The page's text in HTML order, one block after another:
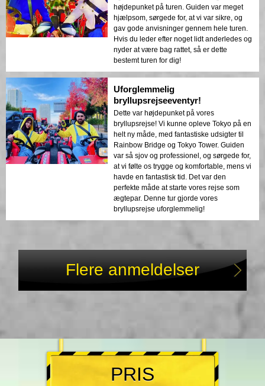
højdepunket på turen. Guiden var meget
hjælpsom, sørgede for, at vi var sikre, og
gav gode anvisninger gennem hele turen.
Hvis du leder efter noget lidt anderledes og
nyder at være bag rattet, så er dette
bestemt turen for dig!
Uforglemmelig
bryllupsrejseeventyr!
Dette var højdepunket på vores
bryllupsrejse! Vi kunne opleve Tokyo på en
helt ny måde, med fantastiske udsigter til
Rainbow Bridge og Tokyo Tower. Guiden
var så sjov og professionel, og sørgede for,
at vi følte os trygge og komfortable, mens vi
havde en fantastisk tid. Det var den
perfekte måde at starte vores rejse som
ægtepar. Denne tur gjorde vores
bryllupsrejse uforglemmelig!
Flere anmeldelser
PRIS